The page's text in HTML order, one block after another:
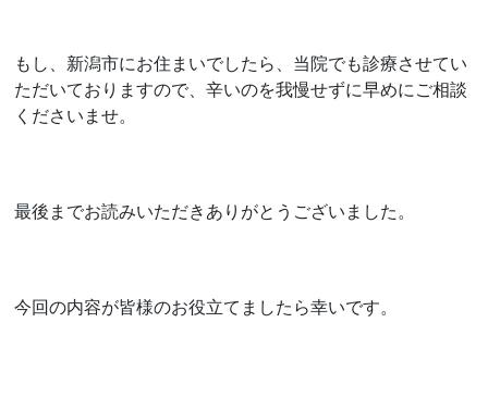
もし、新潟市にお住まいでしたら、当院でも診療させてい
ただいておりますので、辛いのを我慢せずに早めにご相談
くださいませ。
最後までお読みいただきありがとうございました。
今回の内容が皆様のお役立てましたら幸いです。